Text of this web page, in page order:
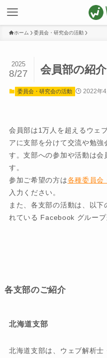
ホーム 委員会・研究会の活動
会員部の紹介
2025
8/27
委員会・研究会の活動 2022年4
会員部は1万人を超えるウェ
アに支部を分けて交流や勉
す。支部への参加や活動は
す。
参加ご希望の方は各種委員会
入力ください。
また、各支部の活動は、以
れている Facebook グループ
各支部のご紹介
北海道支部
北海道支部は、ウェブ解析